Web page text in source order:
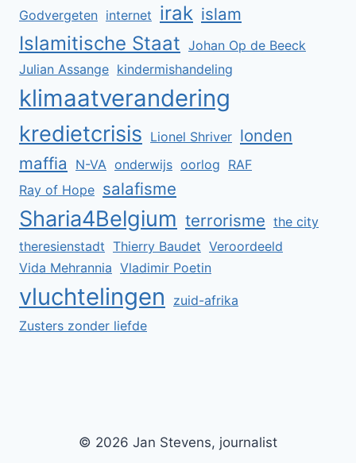
Godvergeten internet irak islam
Islamitische Staat Johan Op de Beeck
Julian Assange kindermishandeling
klimaatverandering
kredietcrisis Lionel Shriver londen
maffia
N-VA onderwijs oorlog RAF
Ray of Hope salafisme
Sharia4Belgium terrorisme the city
theresienstadt Thierry Baudet Veroordeeld
Vida Mehrannia Vladimir Poetin
vluchtelingen
zuid-afrika
Zusters zonder liefde
© 2026 Jan Stevens, journalist